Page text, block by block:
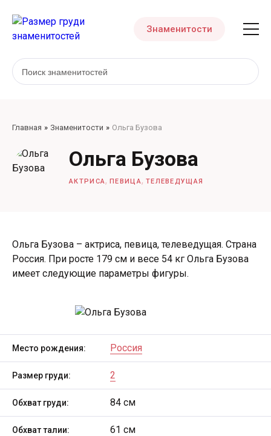
Знаменитости
Главная Знаменитости Ольга Бузова
Ольга Бузова
АКТРИСА,ПЕВИЦА, ТЕЛЕВЕДУЩАЯ
Ольга Бузова – актриса, певица, телеведущая. Страна
Россия. При росте 179 см и весе 54 кг Ольга Бузова
имеет следующие параметры фигуры.
Место рождения: Россия
Размер груди: 2
Обхват груди: 84 см
Обхват талии: 61 см